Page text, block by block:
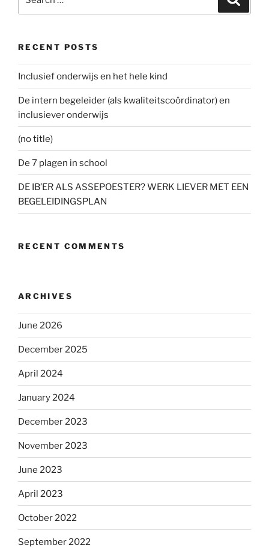
RECENT POSTS
Inclusief onderwijs en het hele kind
De intern begeleider (als kwaliteitscoördinator) en
inclusiever onderwijs
(no title)
De 7 plagen in school
DE IB’ER ALS ASSEPOESTER? WERK LIEVER MET EEN
BEGELEIDINGSPLAN
RECENT COMMENTS
ARCHIVES
June 2026
December 2025
April 2024
January 2024
December 2023
November 2023
June 2023
April 2023
October 2022
September 2022